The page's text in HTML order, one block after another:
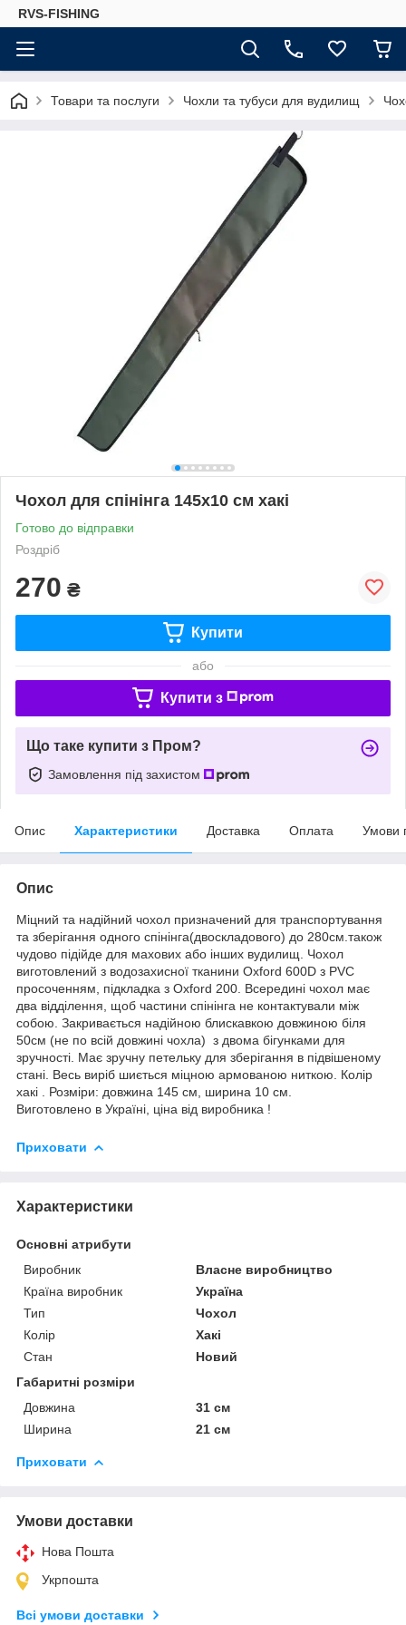
RVS-FISHING
Товари та послуги Чохли та тубуси для вудилищ
Чохол для спінінга 145х10 см хакі
Готово до відправки
Роздріб
270 ₴
Купити
або
Купити з
Що таке купити з Пром?
Замовлення під захистом
Опис Характеристики Доставка Оплата Умови
Опис
Міцний та надійний чохол призначений для транспортування
та зберігання одного спінінга(двоскладового) до 280см.також
чудово підійде для махових або інших вудилищ. Чохол
виготовлений з водозахисної тканини Oxford 600D з PVC
просоченням, підкладка з Oxford 200. Всередині чохол має
два відділення, щоб частини спінінга не контактували між
собою. Закривається надійною блискавкою довжиною біля
50см (не по всій довжині чохла) з двома бігунками для
зручності. Має зручну петельку для зберігання в підвішеному
стані. Весь виріб шиється міцною армованою ниткою. Колір
хакі . Розміри: довжина 145 см, ширина 10 см.
Виготовлено в Україні, ціна від виробника !
Приховати
Характеристики
Основні атрибути
Виробник
Власне виробництво
Країна виробник
Україна
Тип
Чохол
Колір
Хакі
Стан
Новий
Габаритні розміри
Довжина
31 см
Ширина
21 см
Приховати
Умови доставки
Нова Пошта
Укрпошта
Всі умови доставки